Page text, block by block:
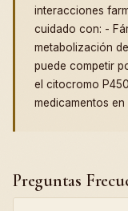
interacciones
cuidado con: -
metabolización
puede competir
el citocromo
medicamentos
Preguntas